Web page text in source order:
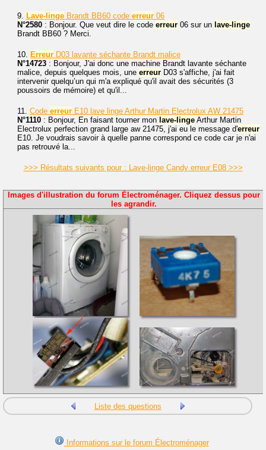
9. Lave-linge Brandt BB60 code erreur 06
N°2580 : Bonjour. Que veut dire le code erreur 06 sur un lave-linge
Brandt BB60 ? Merci.
10. Erreur D03 lavante séchante Brandt malice
N°14723 : Bonjour, J'ai donc une machine Brandt lavante séchante
malice, depuis quelques mois, une erreur D03 s'affiche, j'ai fait
intervenir quelqu’un qui m'a expliqué qu'il avait des sécurités (3
poussoirs de mémoire) et qu'il...
11. Code erreur E10 lave linge Arthur Martin Electrolux AW 21475
N°1110 : Bonjour, En faisant tourner mon lave-linge Arthur Martin
Electrolux perfection grand large aw 21475, j'ai eu le message d'erreur
E10. Je voudrais savoir à quelle panne correspond ce code car je n'ai
pas retrouvé la...
>>> Résultats suivants pour : Lave-linge Candy erreur E08 >>>
Images d'illustration du forum Électroménager. Cliquez dessus pour
les agrandir.
Liste des questions
Informations sur le forum Électroménager